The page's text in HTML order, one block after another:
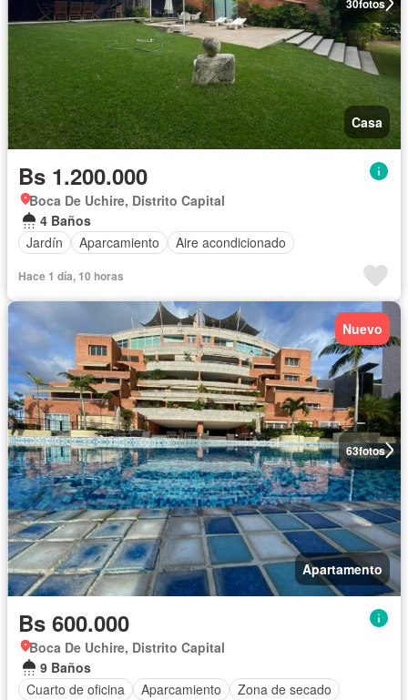
30fotos
Casa
Bs 1.200.000
Boca De Uchire, Distrito Capital
4 Baños
Jardín
Aparcamiento Aire acondicionado
Hace 1 día, 10 horas
63fotos
Nuevo
Apartamento
Bs 600.000
Boca De Uchire, Distrito Capital
9 Baños
Cuarto de oficina
Aparcamiento
Zona de secado